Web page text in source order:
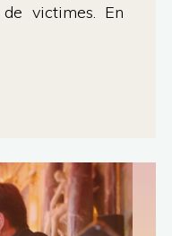
victimes. En